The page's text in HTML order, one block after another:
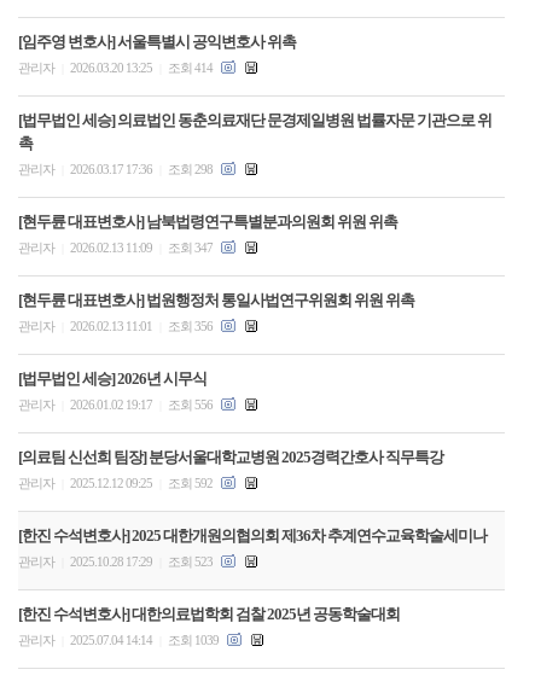
[임주영 변호사] 서울특별시 공익변호사 위촉
관리자 2026.03.20 13:25 조회 414
[법무법인 세승] 의료법인 동춘의료재단 문경제일병원 법률자문 기관으로 위
촉
관리자 2026.03.17 17:36 조회 298
[현두륜 대표변호사] 남북법령연구특별분과의원회 위원 위촉
관리자 2026.02.13 11:09 조회 347
[현두륜 대표변호사] 법원행정처 통일사법연구위원회 위원 위촉
관리자 2026.02.13 11:01 조회 356
[법무법인 세승] 2026년 시무식
관리자 2026.01.02 19:17 조회 556
[의료팀 신선희 팀장] 분당서울대학교병원 2025경력간호사 직무특강
관리자 2025.12.12 09:25 조회 592
[한진 수석변호사] 2025 대한개원의협의회 제36차 추계연수교육학술세미나
관리자 2025.10.28 17:29 조회 523
[한진 수석변호사] 대한의료법학회 검찰 2025년 공동학술대회
관리자 2025.07.04 14:14 조회 1039